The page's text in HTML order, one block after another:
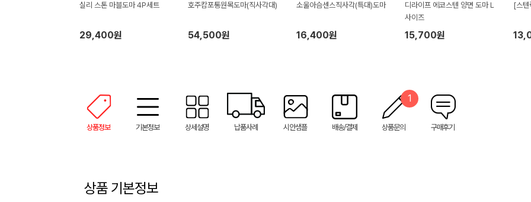
실리 스톤 마블도마 4P세트
29,400원
호주캄포통원목도마(직사각대)
54,500원
소울아슴센스직사각(특대)도마
16,400원
디라이프 에코스텐 양면 도마 L
사이즈
15,700원
[스텐
상품정보 기본정보 상세설명 납품사례 시안샘플 배송/결제 상품문의
1
구매후기
상품 기본정보